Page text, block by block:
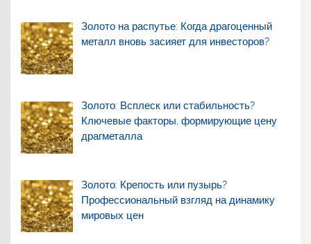
Золото на распутье: Когда драгоценный
металл вновь засияет для инвесторов?
Золото: Всплеск или стабильность?
Ключевые факторы, формирующие цену
драгметалла
Золото: Крепость или пузырь?
Профессиональный взгляд на динамику
мировых цен